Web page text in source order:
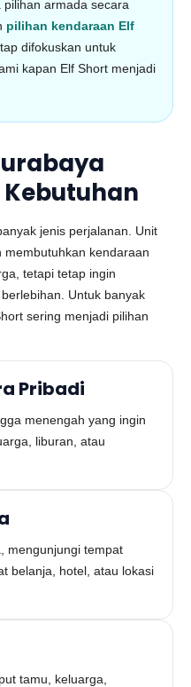
armada secara
pilihan kendaraan Elf
difokuskan untuk
kapan Elf Short menjadi
jenis perjalanan. Unit
membutuhkan kendaraan
tetapi tetap ingin
Untuk banyak
sering menjadi pilihan
Pribadi
menengah yang ingin
liburan, atau
mengunjungi tempat
belanja, hotel, atau lokasi
tamu, keluarga,